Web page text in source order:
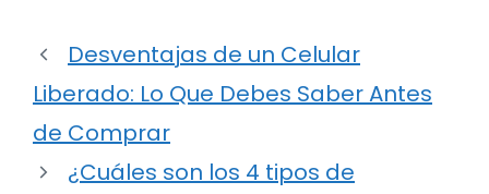
Desventajas de un Celular
Liberado: Lo Que Debes Saber Antes
de Comprar
¿Cuáles son los 4 tipos de